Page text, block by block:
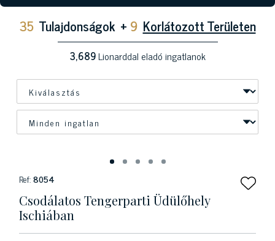
35 Tulajdonságok + 9 Korlátozott Területen
3,689Lionarddal eladó ingatlanok
Ref:8054
Csodálatos Tengerparti Üdülőhely
Ischiában